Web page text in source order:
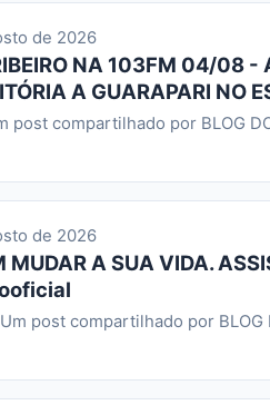
de 2026
NA 103FM 04/08 -
A GUARAPARI NO
post compartilhado por BLOG
de 2026
MUDAR A SUA VIDA.
post compartilhado por BLOG